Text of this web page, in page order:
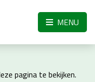
MENU
pagina te bekijken.